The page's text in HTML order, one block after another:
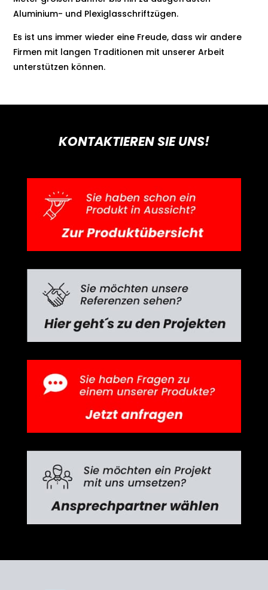
Aluminium- und Plexiglasschriftzügen.
Es ist uns immer wieder eine Freude, dass wir andere
Firmen mit langen Traditionen mit unserer Arbeit
unterstützen können.
KONTAKTIEREN SIE UNS!